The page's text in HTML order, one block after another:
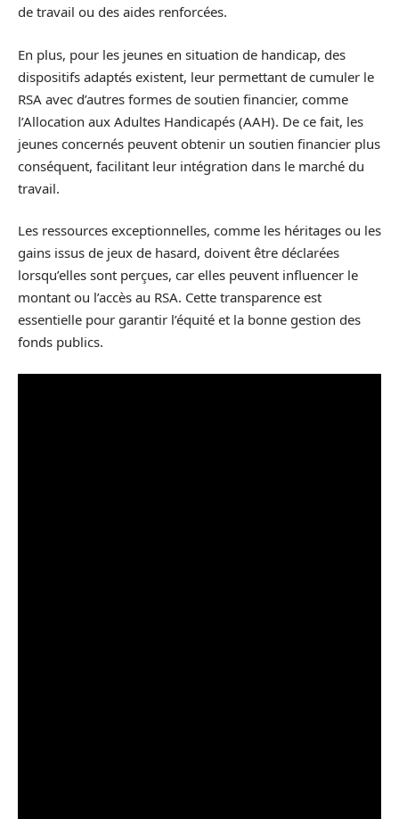
de travail ou des aides renforcées.
En plus, pour les jeunes en situation de handicap, des
dispositifs adaptés existent, leur permettant de cumuler le
RSA avec d’autres formes de soutien financier, comme
l’Allocation aux Adultes Handicapés (AAH). De ce fait, les
jeunes concernés peuvent obtenir un soutien financier plus
conséquent, facilitant leur intégration dans le marché du
travail.
Les ressources exceptionnelles, comme les héritages ou les
gains issus de jeux de hasard, doivent être déclarées
lorsqu’elles sont perçues, car elles peuvent influencer le
montant ou l’accès au RSA. Cette transparence est
essentielle pour garantir l’équité et la bonne gestion des
fonds publics.